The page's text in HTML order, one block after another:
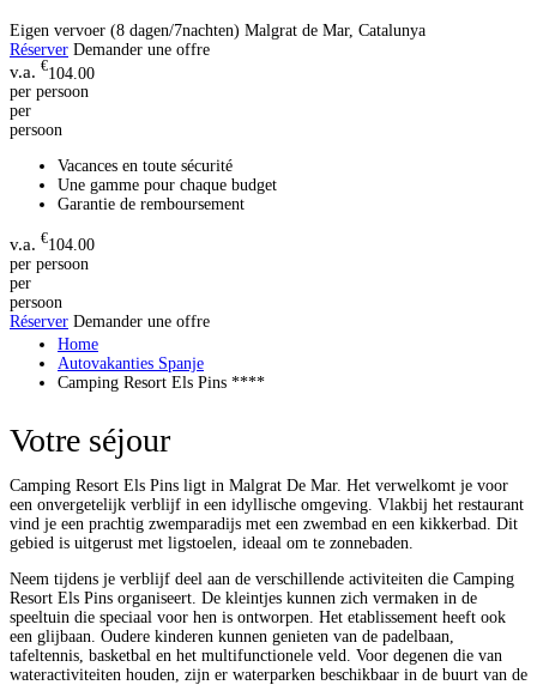
Eigen vervoer (8 dagen/7nachten) Malgrat de Mar, Catalunya
Réserver Demander une offre
€104.00
per persoon
per
persoon
Vacances en toute sécurité
Une gamme pour chaque budget
Garantie de remboursement
€104.00
per persoon
per
persoon
Réserver Demander une offre
Home
Autovakanties Spanje
Camping Resort Els Pins ****
Votre séjour
Camping Resort Els Pins ligt in Malgrat De Mar. Het verwelkomt je voor
een onvergetelijk verblijf in een idyllische omgeving. Vlakbij het restaurant
vind je een prachtig zwemparadijs met een zwembad en een kikkerbad. Dit
gebied is uitgerust met ligstoelen, ideaal om te zonnebaden.
Neem tijdens je verblijf deel aan de verschillende activiteiten die Camping
Resort Els Pins organiseert. De kleintjes kunnen zich vermaken in de
speeltuin die speciaal voor hen is ontworpen. Het etablissement heeft ook
een glijbaan. Oudere kinderen kunnen genieten van de padelbaan,
tafeltennis, basketbal en het multifunctionele veld. Voor degenen die van
wateractiviteiten houden, zijn er waterparken beschikbaar in de buurt van de